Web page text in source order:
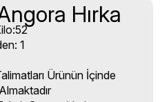
Hırka
1
Ürünün İçinde